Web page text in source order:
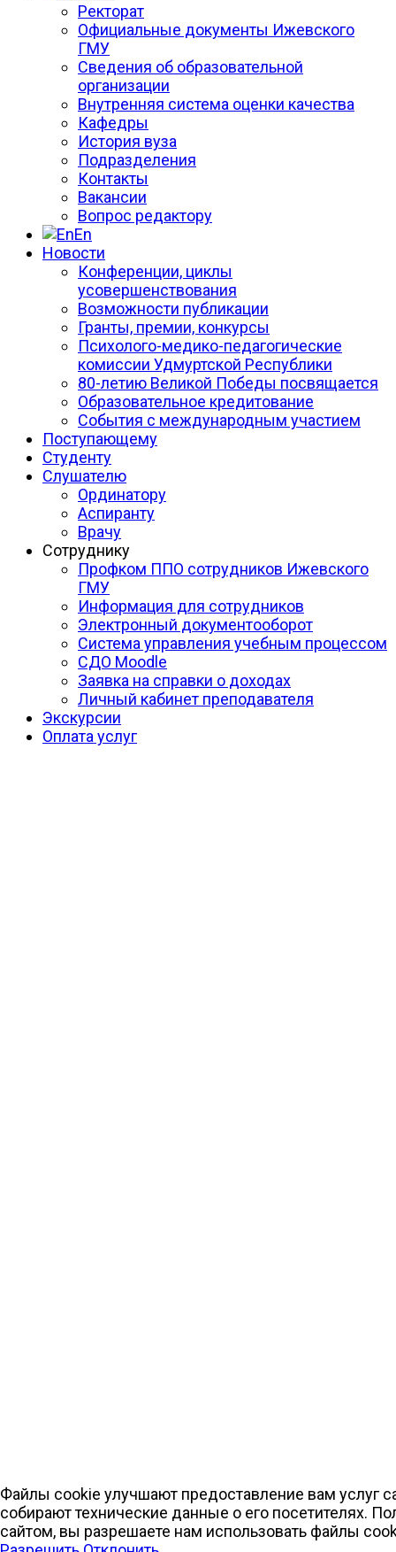
Ректорат
Официальные документы Ижевского
ГМУ
Сведения об образовательной
организации
Внутренняя система оценки качества
Кафедры
История вуза
Подразделения
Контакты
Вакансии
Вопрос редактору
En
Новости
Конференции, циклы
усовершенствования
Возможности публикации
Гранты, премии, конкурсы
Психолого-медико-педагогические
комиссии Удмуртской Республики
80-летию Великой Победы посвящается
Образовательное кредитование
События с международным участием
Поступающему
Студенту
Слушателю
Ординатору
Аспиранту
Врачу
Сотруднику
Профком ППО сотрудников Ижевского
ГМУ
Информация для сотрудников
Электронный документооборот
Система управления учебным процессом
СДО Moodle
Заявка на справки о доходах
Личный кабинет преподавателя
Экскурсии
Оплата услуг
Файлы cookie улучшают предоставление вам услуг
собирают технические данные о его посетителях.
сайтом, вы разрешаете нам использовать файлы